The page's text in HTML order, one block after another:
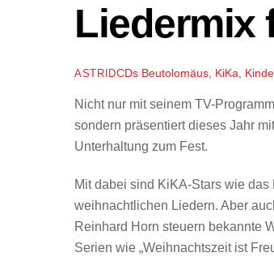
Liedermix
ASTRIDCDs Beutolomäus, KiKa
Nicht nur mit seinem TV-
sondern präsentiert dieses Jahr
Unterhaltung zum Fest.
Mit dabei sind KiKA-Stars wie
weihnachtlichen Liedern. Aber
Reinhard Horn steuern bekannte
Serien wie „Weihnachtszeit ist